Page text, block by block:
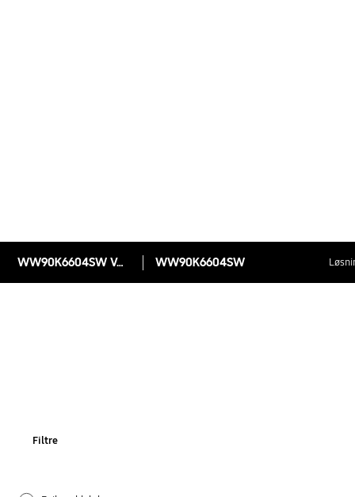
WW90K6604SW Vaskemaskine med ecobubble™, 9 kg WW90K6604SW
Filtre